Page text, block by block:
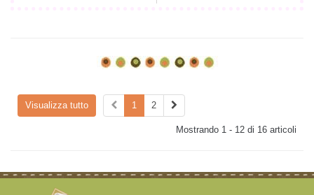
Visualizza tutto 1 2
Mostrando 1 - 12 di 16 articoli